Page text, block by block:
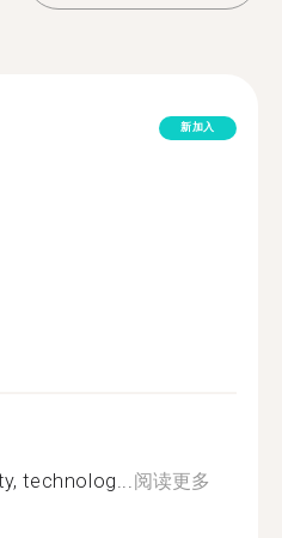
新加入
technolog...阅读更多